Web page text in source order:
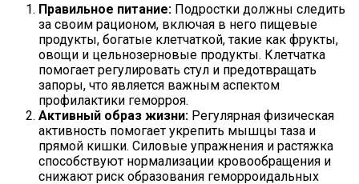
Правильное питание: Подростки должны следить
за своим рационом, включая в него пищевые
продукты, богатые клетчаткой, такие как фрукты,
овощи и цельнозерновые продукты. Клетчатка
помогает регулировать стул и предотвращать
запоры, что является важным аспектом
профилактики геморроя.
Активный образ жизни: Регулярная физическая
активность помогает укрепить мышцы таза и
прямой кишки. Силовые упражнения и растяжка
способствуют нормализации кровообращения и
снижают риск образования геморроидальных